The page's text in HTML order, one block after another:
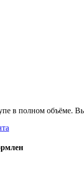
в полном объёме.